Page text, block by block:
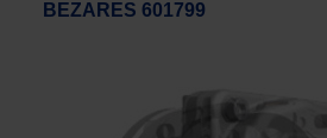
BEZARES 601799